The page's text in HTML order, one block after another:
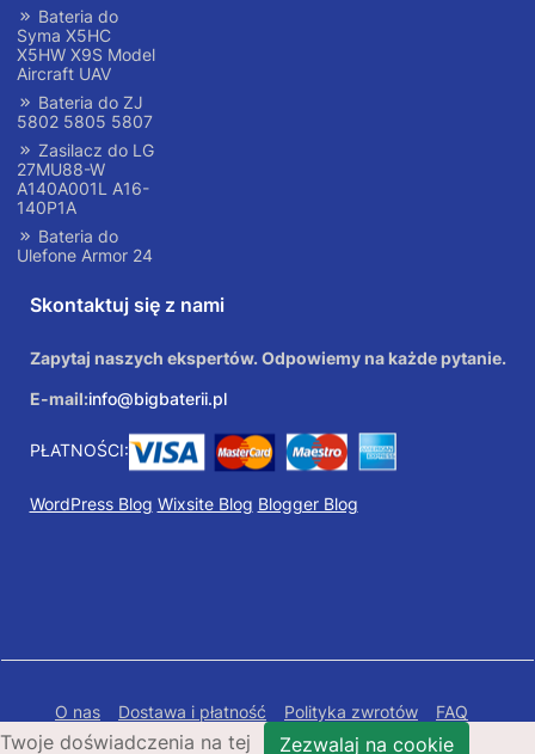
Bateria do
Syma X5HC
X5HW X9S Model
Aircraft UAV
Bateria do ZJ
5802 5805 5807
Zasilacz do LG
27MU88-W
A140A001L A16-
140P1A
Bateria do
Ulefone Armor 24
Skontaktuj się z nami
Zapytaj naszych ekspertów. Odpowiemy na każde pytanie.
E-mail:info@bigbaterii.pl
PŁATNOŚCI:
WordPress Blog Wixsite Blog Blogger Blog
O nas Dostawa i płatność Polityka zwrotów
FAQ
Polityka prywatności
Mapa Strony
Twoje doświadczenia na tej Zezwalaj na cookie